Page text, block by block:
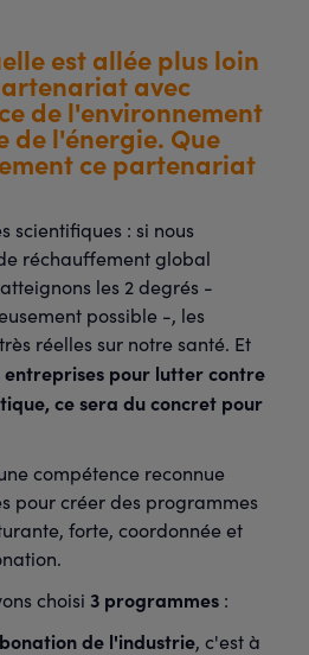
est allée plus loin
avec
de l'environnement
de l'énergie. Que
ce partenariat
scientifiques : si nous
réchauffement global
les 2 degrés -
possible -, les
réelles sur notre santé. Et
pour lutter contre
ce sera du concret pour
compétence reconnue
pour créer des programmes
forte, coordonnée et
choisi 3 programmes :
de l'industrie, c'est à